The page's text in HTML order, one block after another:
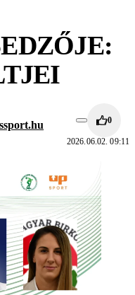
0
2026.06.02. 09:11